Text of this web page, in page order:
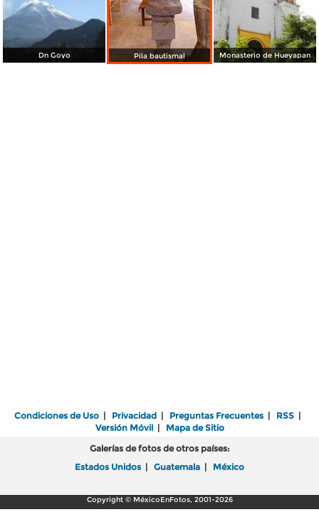
Dn Goyo Pila bautismal Monasterio de Hueyapan
Condiciones de Uso | Privacidad | Preguntas Frecuentes | RSS |
Versión Móvil| Mapa de Sitio
Galerías de fotos de otros países:
Estados Unidos | Guatemala | México
Copyright © MéxicoEnFotos, 2001-2026